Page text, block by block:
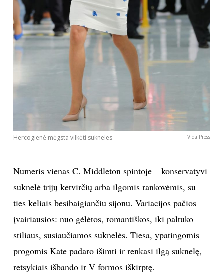
INTERJERAS
NAMAI
VAIKAI
KONTAKTAI
PRIVATUMO POLITIKA
Sekite mus:
Hercogienė mėgsta vilkėti sukneles Vida Press
Numeris vienas C. Middleton spintoje – konservatyvi
suknelė trijų ketvirčių arba ilgomis rankovėmis, su
ties keliais besibaigiančiu sijonu. Variacijos pačios
įvairiausios: nuo gėlėtos, romantiškos, iki paltuko
stiliaus, susiaučiamos suknelės. Tiesa, ypatingomis
progomis Kate padaro išimti ir renkasi ilgą suknelę,
retsykiais išbando ir V formos iškirptę.